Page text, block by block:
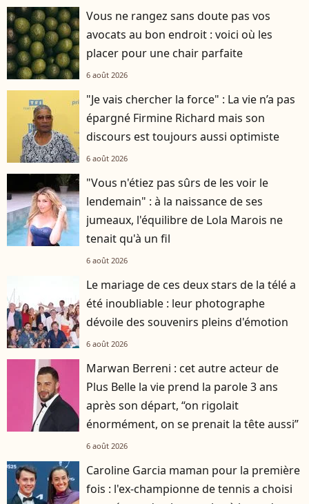
Vous ne rangez sans doute pas vos
avocats au bon endroit : voici où les
placer pour une chair parfaite
6 août 2026
"Je vais chercher la force" : La vie n’a pas
épargné Firmine Richard mais son
discours est toujours aussi optimiste
6 août 2026
"Vous n'étiez pas sûrs de les voir le
lendemain" : à la naissance de ses
jumeaux, l'équilibre de Lola Marois ne
tenait qu'à un fil
6 août 2026
Le mariage de ces deux stars de la télé a
été inoubliable : leur photographe
dévoile des souvenirs pleins d'émotion
6 août 2026
Marwan Berreni : cet autre acteur de
Plus Belle la vie prend la parole 3 ans
après son départ, “on rigolait
énormément, on se prenait la tête aussi”
6 août 2026
Caroline Garcia maman pour la première
fois : l'ex-championne de tennis a choisi